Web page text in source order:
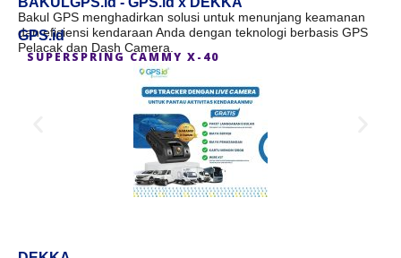
Bakul GPS menghadirkan solusi untuk menunjang keamanan
dan efisiensi kendaraan Anda dengan teknologi berbasis GPS
Pelacak dan Dash Camera.
GPS.id
SUPERSPRING CAMMY X-40